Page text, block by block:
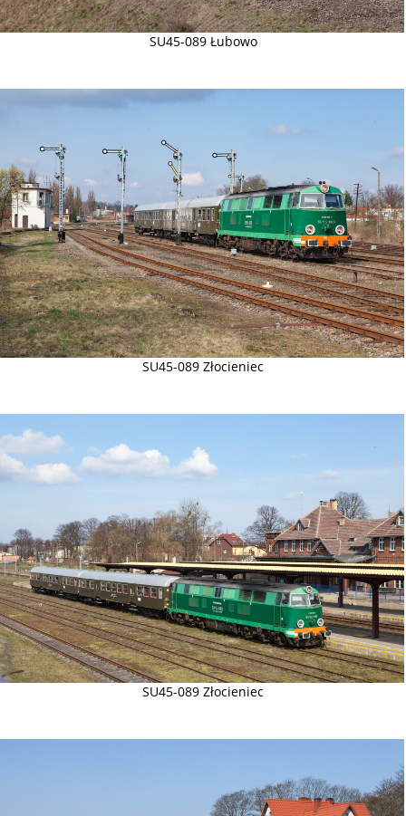
SU45-089 Łubowo
SU45-089 Złocieniec
SU45-089 Złocieniec